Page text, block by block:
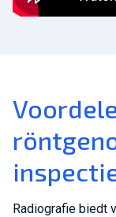
Radiografie biedt